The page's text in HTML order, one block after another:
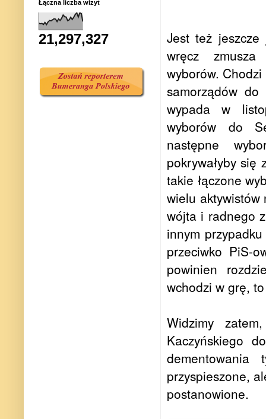
Jest też
wręcz zmusza
wyborów.
samorządów
wypada w
wyborów do
następne
pokrywałyby
takie łączone
wielu aktywistów
wójta i radnego
innym
przeciwko PiS-
powinien
wchodzi w grę,
Widzimy
Kaczyńskiego
przyspieszone,
postanowione.
Łączna liczba wizyt
21,297,327